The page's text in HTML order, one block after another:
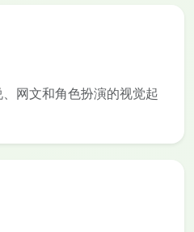
网文和角色扮演的视觉起